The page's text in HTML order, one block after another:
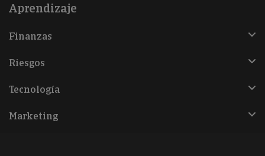
Aprendizaje
Finanzas
Riesgos
Tecnología
Marketing